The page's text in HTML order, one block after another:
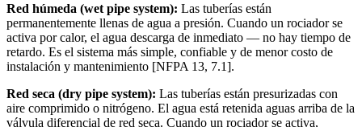
Red húmeda (wet pipe system): Las tuberías están
permanentemente llenas de agua a presión. Cuando un rociador se
activa por calor, el agua descarga de inmediato — no hay tiempo de
retardo. Es el sistema más simple, confiable y de menor costo de
instalación y mantenimiento [NFPA 13, 7.1].
Red seca (dry pipe system): Las tuberías están presurizadas con
aire comprimido o nitrógeno. El agua está retenida aguas arriba de la
válvula diferencial de red seca. Cuando un rociador se activa,